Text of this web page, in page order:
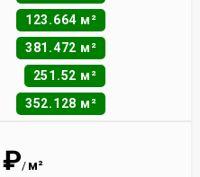
123.664 м²
381.472 м²
251.52 м²
352.128 м²
₽/ м²